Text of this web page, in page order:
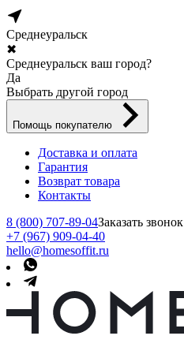
Среднеуральск
✖
Среднеуральск ваш город?
Да
Выбрать другой город
Помощь покупателю
Доставка и оплата
Гарантия
Возврат товара
Контакты
8 (800) 707-89-04Заказать звонок
+7 (967) 909-04-40
hello@homesoffit.ru